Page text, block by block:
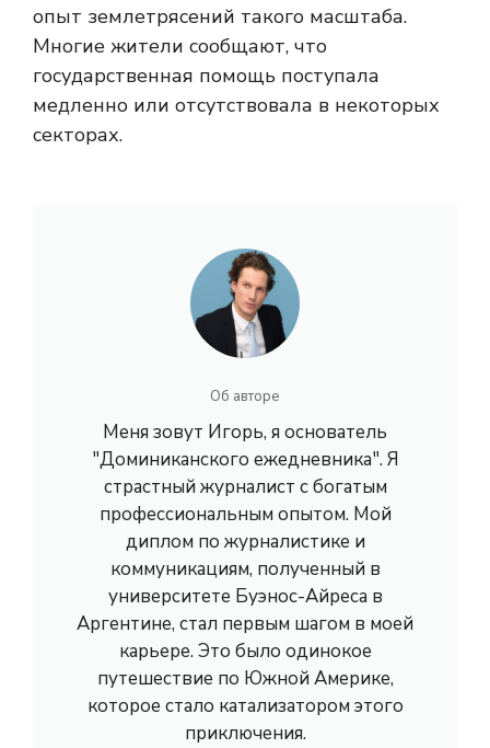
опыт землетрясений такого масштаба.
Многие жители сообщают, что
государственная помощь поступала
медленно или отсутствовала в некоторых
секторах.
Об авторе
Меня зовут Игорь, я основатель
"Доминиканского ежедневника". Я
страстный журналист с богатым
профессиональным опытом. Мой
диплом по журналистике и
коммуникациям, полученный в
университете Буэнос-Айреса в
Аргентине, стал первым шагом в моей
карьере. Это было одинокое
путешествие по Южной Америке,
которое стало катализатором этого
приключения.